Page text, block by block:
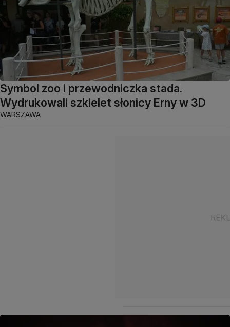
Symbol zoo i przewodniczka stada.
Wydrukowali szkielet słonicy Erny w 3D
WARSZAWA